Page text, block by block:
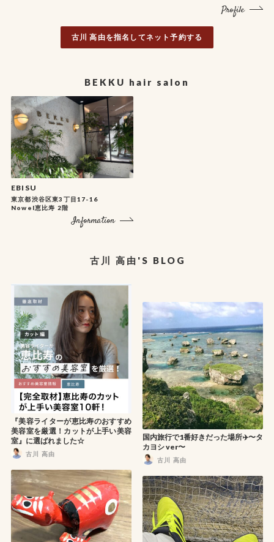
Profile
古川 高由を指名してネット予約する
BEKKU hair salon
EBISU
東京都渋谷区東3丁目17-16
Nowel恵比寿 2階
Information
古川 高由'S BLOG
『美容ライターが恵比寿のおすすめ
美容室を厳選！カットが上手い美容
室』に選ばれました☆
古川 高由
国内旅行で1番好きだった場所✈️〜タ
カヨシ ver〜
古川 高由